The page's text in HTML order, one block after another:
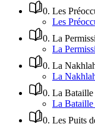
0. Les
Les
0. La
La
0. La
La
0. La Bataille
La Bataille
0. Les Puits